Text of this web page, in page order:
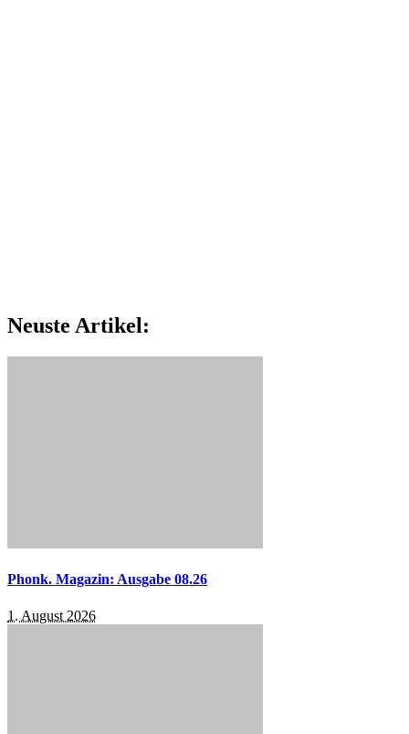
Neuste Artikel:
Phonk. Magazin: Ausgabe 08.26
1. August 2026